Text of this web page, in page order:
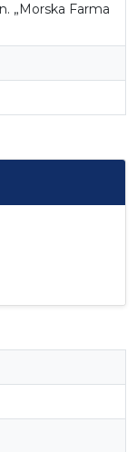
„Morska Farma